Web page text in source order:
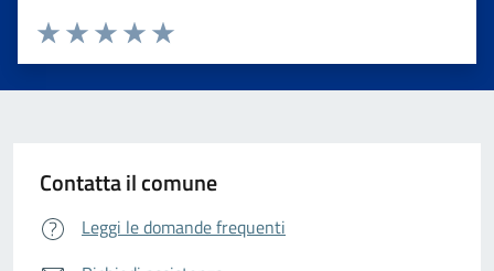
Valuta da 1 a 5 stelle la pagina
Valuta 5 stelle su 5
Valuta 4 stelle su 5
Valuta 3 stelle su 5
Valuta 2 stelle su 5
Valuta 1 stelle su 5
Contatta il comune
Leggi le domande frequenti